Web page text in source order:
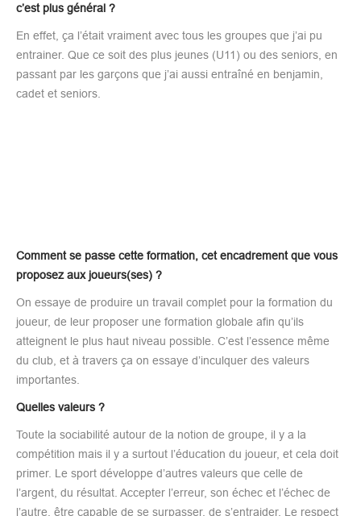
c’est plus général ?
En effet, ça l’était vraiment avec tous les groupes que j’ai pu
entrainer. Que ce soit des plus jeunes (U11) ou des seniors, en
passant par les garçons que j’ai aussi entraîné en benjamin,
cadet et seniors.
Comment se passe cette formation, cet encadrement que vous
proposez aux joueurs(ses) ?
On essaye de produire un travail complet pour la formation du
joueur, de leur proposer une formation globale afin qu’ils
atteignent le plus haut niveau possible. C’est l’essence même
du club, et à travers ça on essaye d’inculquer des valeurs
importantes.
Quelles valeurs ?
Toute la sociabilité autour de la notion de groupe, il y a la
compétition mais il y a surtout l’éducation du joueur, et cela doit
primer. Le sport développe d’autres valeurs que celle de
l’argent, du résultat. Accepter l’erreur, son échec et l’échec de
l’autre, être capable de se surpasser, de s’entraider. Le respect